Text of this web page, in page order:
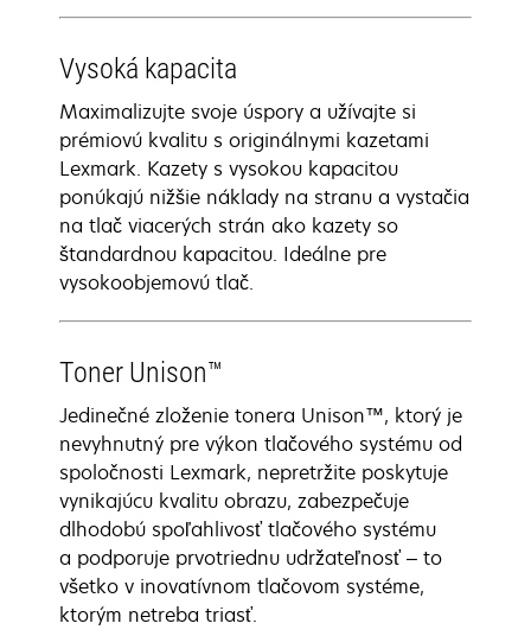
Vysoká kapacita
Maximalizujte svoje úspory a užívajte si
prémiovú kvalitu s originálnymi kazetami
Lexmark. Kazety s vysokou kapacitou
ponúkajú nižšie náklady na stranu a vystačia
na tlač viacerých strán ako kazety so
štandardnou kapacitou. Ideálne pre
vysokoobjemovú tlač.
Toner Unison™
Jedinečné zloženie tonera Unison™, ktorý je
nevyhnutný pre výkon tlačového systému od
spoločnosti Lexmark, nepretržite poskytuje
vynikajúcu kvalitu obrazu, zabezpečuje
dlhodobú spoľahlivosť tlačového systému
a podporuje prvotriednu udržateľnosť – to
všetko v inovatívnom tlačovom systéme,
ktorým netreba triasť.